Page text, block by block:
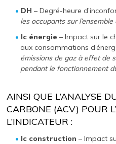
DH – Degré-heure
les occupants sur
Ic énergie – Impact sur le
aux consommations
émissions de gaz à effet de
pendant le fonctionnement
AINSI QUE L’ANALYSE
CARBONE (ACV) POUR
L’INDICATEUR :
Ic construction – Impact